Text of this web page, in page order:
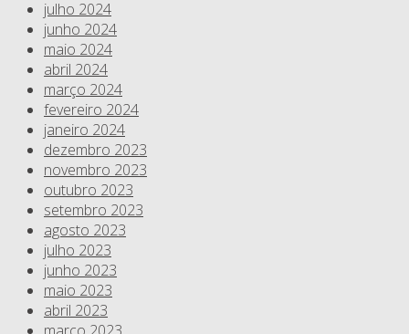
julho 2024
junho 2024
maio 2024
abril 2024
março 2024
fevereiro 2024
janeiro 2024
dezembro 2023
novembro 2023
outubro 2023
setembro 2023
agosto 2023
julho 2023
junho 2023
maio 2023
abril 2023